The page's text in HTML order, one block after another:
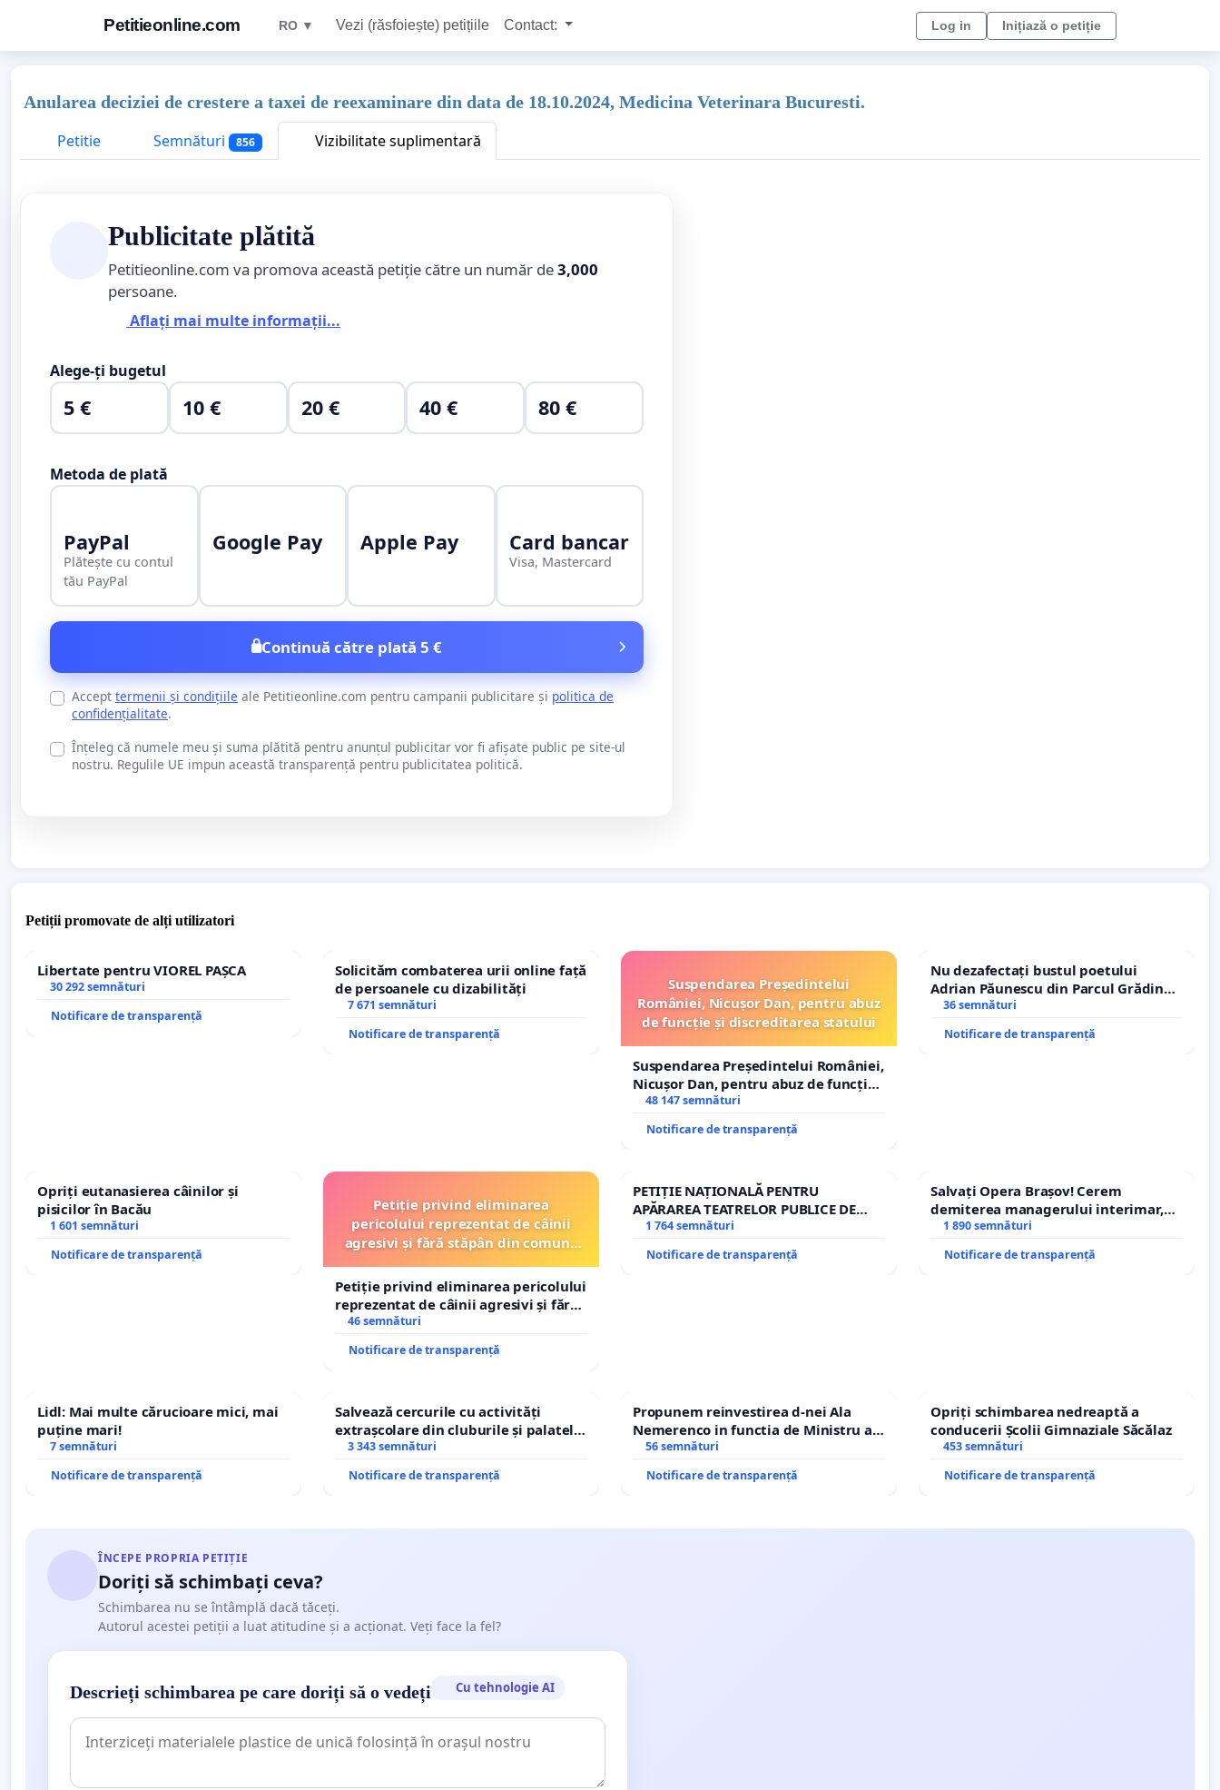
Petitieonline.com RO ▼ Vezi (răsfoiește) petițiile Contact: Log in Inițiază o petiție
Anularea deciziei de crestere a taxei de reexaminare din data de 18.10.2024, Medicina Veterinara Bucuresti.
Petitie
Semnături 856 Vizibilitate suplimentară
Publicitate plătită
Petitieonline.com va promova această petiție către un număr de3,000
persoane.
Aflați mai multe informații...
Alege-ți bugetul
5 € 10 € 20 € 40 € 80 €
Metoda de plată
PayPal
Plătește cu contul
tău PayPal
Google Pay Apple Pay Card bancar
Visa, Mastercard
Continuă către plată 5 €
Accept termenii și condițiile ale Petitieonline.com pentru campanii publicitare și politica de
confidențialitate.
Înțeleg că numele meu și suma plătită pentru anunțul publicitar vor fi afișate public pe site-ul
nostru. Regulile UE impun această transparență pentru publicitatea politică.
Petiții promovate de alți utilizatori
Libertate pentru VIOREL PAȘCA
30 292 semnături
Notificare de transparență
Solicităm combaterea urii online față
de persoanele cu dizabilități
7 671 semnături
Notificare de transparență
Suspendarea Președintelui
României, Nicușor Dan, pentru abuz
de funcție și discreditarea statului
Suspendarea Președintelui României,
Nicușor Dan, pentru abuz de funcție
și discreditarea statului
48 147 semnături
Notificare de transparență
Nu dezafectați bustul poetului
Adrian Păunescu din Parcul Grădina
Icoanei! Stop cenzurii culturale!
36 semnături
Notificare de transparență
Opriți eutanasierea câinilor și
pisicilor în Bacău
1 601 semnături
Notificare de transparență
Petiție privind eliminarea
pericolului reprezentat de câinii
agresivi și fără stăpân din comuna
Petiție privind eliminarea pericolului
reprezentat de câinii agresivi și fără
stăpân din comuna Tunari
46 semnături
Notificare de transparență
PETIȚIE NAȚIONALĂ PENTRU
APĂRAREA TEATRELOR PUBLICE DE
REPERTORIU DIN ROMÂNIA
1 764 semnături
Notificare de transparență
Salvați Opera Brașov! Cerem
demiterea managerului interimar,
Petrean Lucian-Marius!
1 890 semnături
Notificare de transparență
Lidl: Mai multe cărucioare mici, mai
puține mari!
7 semnături
Notificare de transparență
Salvează cercurile cu activități
extrașcolare din cluburile și palatele
copiilor
3 343 semnături
Notificare de transparență
Propunem reinvestirea d-nei Ala
Nemerenco in functia de Ministru al
Sanatatii
56 semnături
Notificare de transparență
Opriți schimbarea nedreaptă a
conducerii Școlii Gimnaziale Săcălaz
453 semnături
Notificare de transparență
ÎNCEPE PROPRIA PETIȚIE
Doriți să schimbați ceva?
Schimbarea nu se întâmplă dacă tăceți.
Autorul acestei petiții a luat atitudine și a acționat. Veți face la fel?
Descrieți schimbarea pe care doriți să o vedeți Cu tehnologie AI